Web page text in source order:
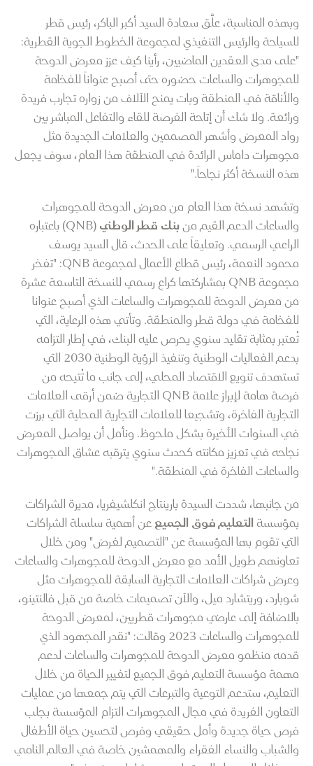
وبهذه المناسبة، علَّق سعادة السيد أكبر الباكر، رئيس قطر
للسياحة والرئيس التنفيذي لمجموعة الخطوط الجوية القطرية:
"على مدى العقدين الماضيين، رأينا كيف عزز معرض الدوحة
للمجوهرات والساعات حضوره حتى أصبح عنواناً للفخامة
والأناقة في المنطقة وبات يمنح الآلاف من زواره تجارب فريدة
ورائعة. ولا شك أن إتاحة الفرصة للقاء والتفاعل المباشر بين
رواد المعرض وأشهر المصممين والعلامات الجديدة مثل
مجوهرات داماس الرائدة في المنطقة هذا العام، سوف يجعل
هذه النسخة أكثر نجاحاً."
وتشهد نسخة هذا العام من معرض الدوحة للمجوهرات
والساعات الدعم القيم من بنك قطر الوطني
(QNB) باعتباره
الراعي الرسمي. وتعليقاً على الحدث، قال السيد يوسف
محمود النعمة، رئيس قطاع الأعمال لمجموعة QNB: "تفخر
مجموعة QNB بمشاركتها كراعِ رسمي للنسخة التاسعة عشرة
من معرض الدوحة للمجوهرات والساعات الذي أصبح عنوانا
للفخامة في دولة قطر والمنطقة. وتأتي هذه الرعاية، التي
تُعتبر بمثابة تقليد سنوي يحرص عليه البنك، في إطار التزامه
بدعم الفعاليات الوطنية وتنفيذ الرؤية الوطنية 2030 التي
تستهدف تنويع الاقتصاد المحلي، إلى جانب ما تُتيحه من
فرصة هامة لإبراز علامة QNB التجارية ضمن أرقى العلامات
التجارية الفاخرة، وتشجيعا للعلامات التجارية المحلية التي برزت
في السنوات الأخيرة بشكل ملحوظ. ونأمل أن يواصل المعرض
نجاحه في تعزيز مكانته كحدث سنوي يترقبه عشاق المجوهرات
والساعات الفاخرة في المنطقة."
من جانبها، شددت السيدة بارينتاج انكلشيفريا، مديرة الشراكات
بمؤسسة التعليم فوق الجميع عن أهمية سلسلة الشراكات
التي تقوم بها المؤسسة عن "التصميم لغرض" ومن خلال
تعاونهم طويل الأمد مع معرض الدوحة للمجوهرات والساعات
وعرض شراكات العلامات التجارية السابقة للمجوهرات مثل
شوبارد، وريتشارد ميل، والآن تصميمات خاصة من قبل فالنتينو،
بالاضافة إلى عارضي مجوهرات قطريين، لمعرض الدوحة
للمجوهرات والساعات 2023 وقالت: "نقدر المجهود الذي
قدمه منظمو معرض الدوحة للمجوهرات والساعات لدعم
مهمة مؤسسة التعليم فوق الجميع لتغيير الحياة من خلال
التعليم، ستدعم التوعية والتبرعات التي يتم جمعها من عمليات
التعاون الفريدة في مجال المجوهرات التزام المؤسسة بجلب
فرص حياة جديدة وأمل حقيقي وفرص لتحسين حياة الأطفال
والشباب والنساء الفقراء والمهمشين خاصة في العالم النامي